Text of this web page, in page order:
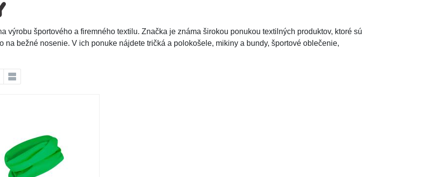
výrobu športového a firemného textilu. Značka je známa širokou ponukou textilných produktov, ktoré sú
na bežné nosenie. V ich ponuke nájdete tričká a polokošele, mikiny a bundy, športové oblečenie,